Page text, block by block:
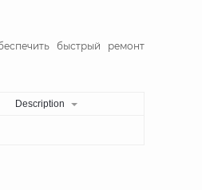
быстрый ремонт
Description